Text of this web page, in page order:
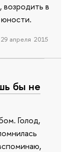
в
29 апреля 2015
бы не
Голод,